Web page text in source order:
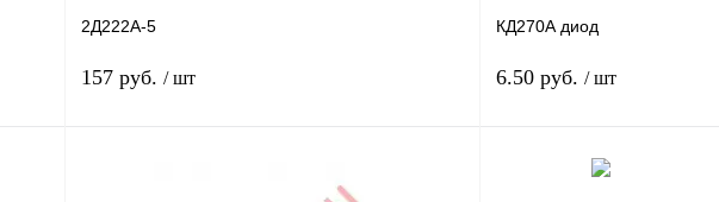
2Д222А-5
157 руб. / шт
КД270А диод
6.50 руб. / шт